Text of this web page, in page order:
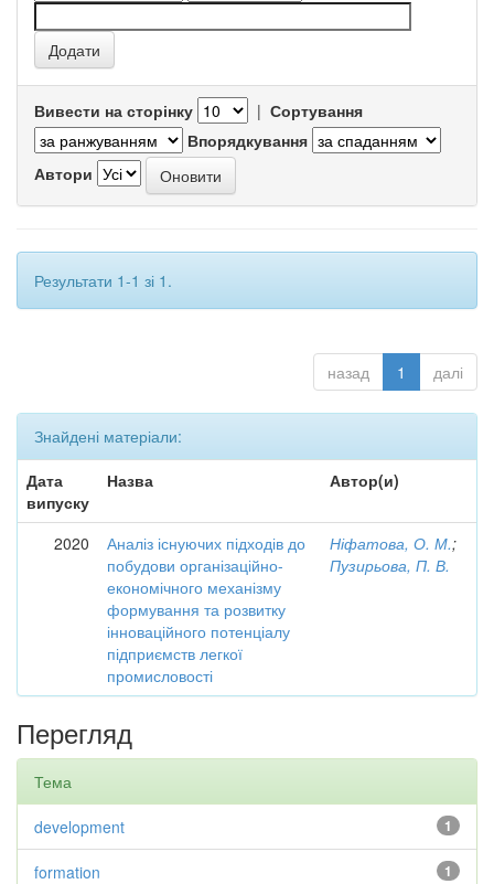
Вивести на сторінку | Сортування
Впорядкування
Автори
Результати 1-1 зі 1.
назад 1 далі
Знайдені матеріали:
Дата
випуску
Назва Автор(и)
2020
Аналіз існуючих підходів до
побудови організаційно-
економічного механізму
формування та розвитку
інноваційного потенціалу
підприємств легкої
промисловості
Ніфатова, О. М.;
Пузирьова, П. В.
Перегляд
Тема
1
development
1
formation